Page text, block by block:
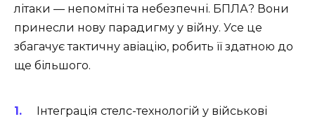
літаки — непомітні та небезпечні. БПЛА? Вони
принесли нову парадигму у війну. Усе це
збагачує тактичну авіацію, робить її здатною до
ще більшого.
Інтеграція стелс-технологій у військові